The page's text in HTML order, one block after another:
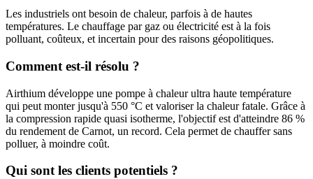
Les industriels ont besoin de chaleur, parfois à de hautes
températures. Le chauffage par gaz ou électricité est à la fois
polluant, coûteux, et incertain pour des raisons géopolitiques.
Comment est-il résolu ?
Airthium développe une pompe à chaleur ultra haute température
qui peut monter jusqu'à 550 °C et valoriser la chaleur fatale. Grâce à
la compression rapide quasi isotherme, l'objectif est d'atteindre 86 %
du rendement de Carnot, un record. Cela permet de chauffer sans
polluer, à moindre coût.
Qui sont les clients potentiels ?